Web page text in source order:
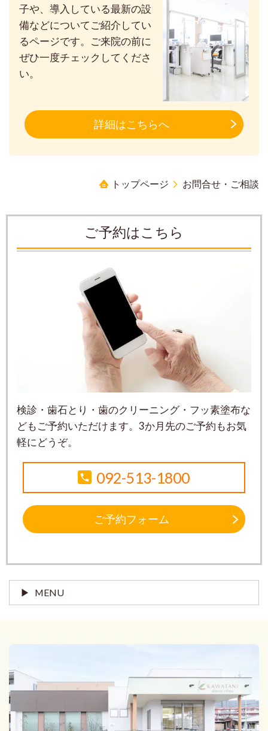
子や、導入している最新の設
備などについてご紹介してい
るページです。ご来院の前に
ぜひ一度チェックしてくださ
い。
詳細はこちらへ
トップページ お問合せ・ご相談
ご予約はこちら
検診・歯石とり・歯のクリーニング・フッ素塗布な
どもご予約いただけます。3か月先のご予約もお気
軽にどうぞ。
092-513-1800
ご予約フォーム
MENU